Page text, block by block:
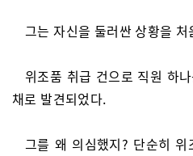
그는 자신을 둘러싼 상황을
위조품 취급 건으로 직원 하
채로 발견되었다.
그를 왜 의심했지? 단순히